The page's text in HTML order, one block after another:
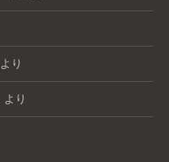
より
より